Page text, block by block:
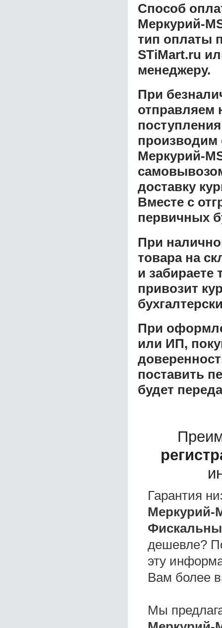
Способ
Меркурий-
тип оплаты
STiMart.ru
менеджеру.
При
отправляем
производим
Меркурий-
доставку
Вместе с
первичных
При
товара на
и забираете
привозит
При
или ИП,
поставить
будет
Гарантия
Меркурий-
дешевле?
эту
Вам более
Мы